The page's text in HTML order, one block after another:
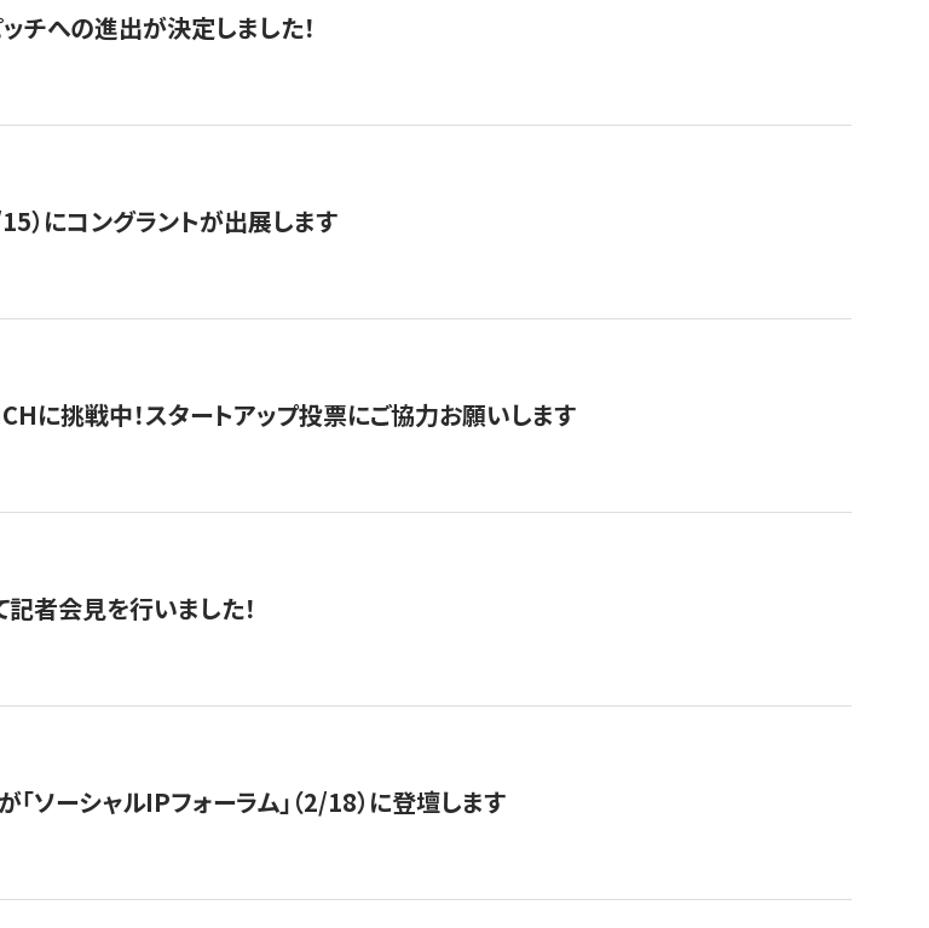
チへの進出が決定しました！
）にコングラントが出展します
に挑戦中！スタートアップ投票にご協力お願いします
者会見を行いました！
ソーシャルIPフォーラム」（2/18）に登壇します